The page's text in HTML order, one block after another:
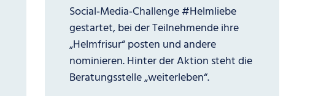
Social‑Media‑Challenge #Helmliebe
gestartet, bei der Teilnehmende ihre
„Helmfrisur“ posten und andere
nominieren. Hinter der Aktion steht die
Beratungsstelle „weiterleben“.